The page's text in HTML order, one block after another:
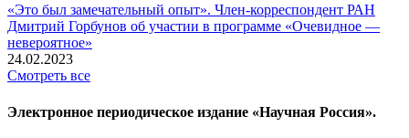
«Это был замечательный опыт». Член-корреспондент РАН
Дмитрий Горбунов об участии в программе «Очевидное —
невероятное»
24.02.2023
Смотреть все
Электронное периодическое издание «Научная Россия».